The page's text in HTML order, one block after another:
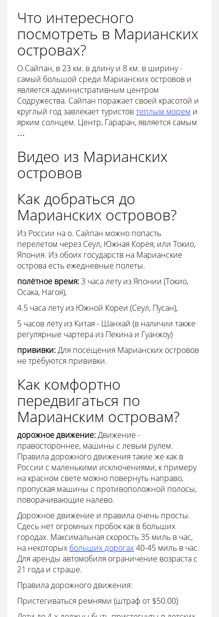
Что интересного
посмотреть в Марианских
островах?
О.Сайпан, в 23 км. в длину и 8 км. в ширину -
самый большой среди Марианских островов и
является административным центром
Содружества. Сайпан поражает своей красотой и
круглый год завлекает туристовтеплым морем и
ярким солнцем. Центр, Гараpaн, является самым
…
Видео из Марианских
островов
Как добраться до
Марианских островов?
Из России на о. Сайпан можно попасть
перелетом через Сеул, Южная Корея, или Токио,
Япония. Из обоих государств на Марианские
острова есть ежедневные полеты.
полётное время:3 часа лету из Японии (Токио,
Осака, Нагоя),
4.5 часа лету из Южной Кореи (Сеул, Пусан),
5 часов лету из Китая - Шанхай (в наличии также
регулярные чартера из Пекина и Гуанжоу)
прививки:Для посещения Марианских островов
не требуются прививки.
Как комфортно
передвигаться по
Марианским островам?
дорожное движение:Движение -
правостороннее, машины с левым рулем.
Правила дорожного движения такие же как в
России с маленькими исключениями, к примеру
на красном свете можно повернуть направо,
пропуская машины с противоположной полосы,
поворачивающие налево.
Дорожное движение и правила очень просты.
Сдесь нет огромных пробок как в больших
городах. Максимальная скорость 35 миль в час,
на некоторых больших дорогах40-45 миль в час.
Для аренды автомобиля ограничение возраста с
21 года и страше.
Правила дорожного движения:
Пристегиваться ремнями (штраф от $50.00)